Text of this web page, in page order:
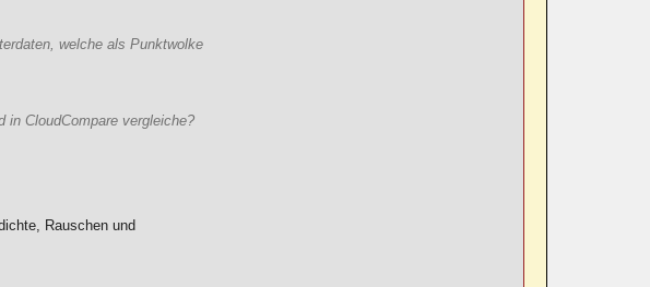
welche als Punktwolke
in CloudCompare vergleiche?
Rauschen und